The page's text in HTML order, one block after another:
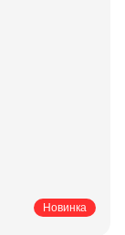
Новинка